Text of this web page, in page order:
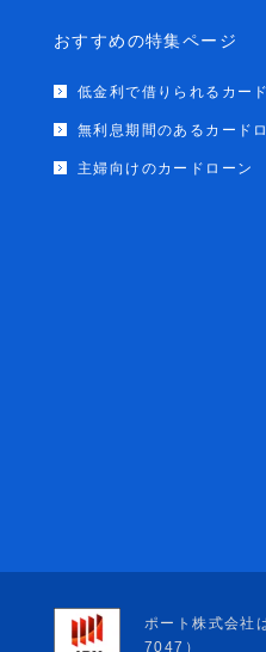
おすすめの特集ページ
低金利で借りられるカー
無利息期間のあるカード
主婦向けのカードローン